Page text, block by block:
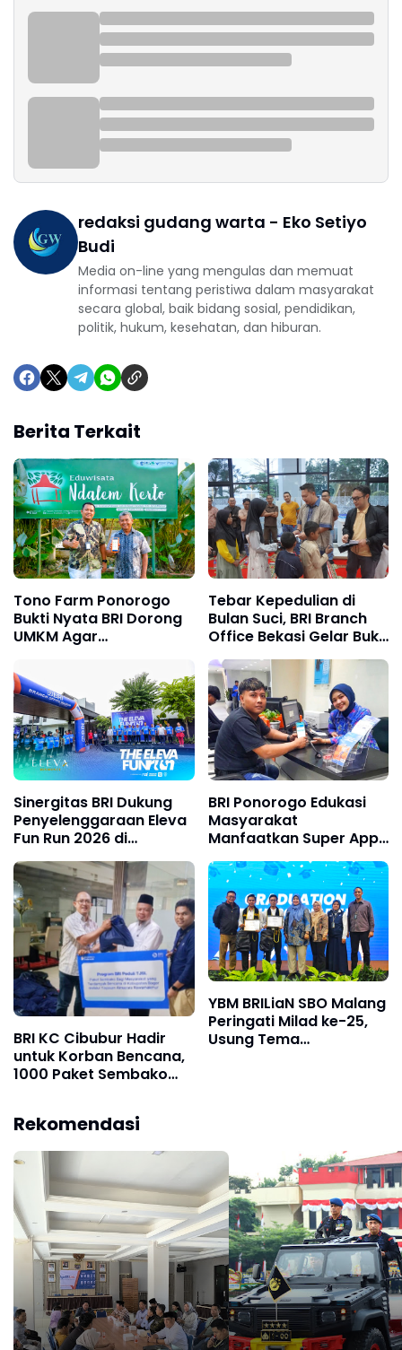
redaksi gudang warta - Eko Setiyo
Budi
Media on-line yang mengulas dan memuat
informasi tentang peristiwa dalam masyarakat
secara global, baik bidang sosial, pendidikan,
politik, hukum, kesehatan, dan hiburan.
Berita Terkait
Tono Farm Ponorogo
Bukti Nyata BRI Dorong
UMKM Agar
dan Berdaya Saing
Tebar Kepedulian di
Bulan Suci, BRI Branch
Office Bekasi Gelar Buka
Puasa dan Santunan
Sinergitas BRI Dukung
Penyelenggaraan Eleva
Fun Run 2026 di
Kabupaten Madiun
BRI Ponorogo Edukasi
Masyarakat
Manfaatkan Super Apps
BRImo untuk Transaksi
Aman dan Praktis
BRI KC Cibubur Hadir
untuk Korban Bencana,
1000 Paket Sembako
YBM BRILiaN SBO Malang
Peringati Milad ke-25,
Usung Tema
Masyarakat
Rekomendasi